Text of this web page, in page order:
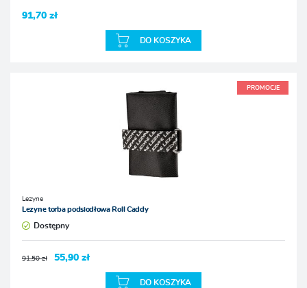
91,70 zł
DO KOSZYKA
PROMOCJE
Lezyne
Lezyne torba podsiodłowa Roll Caddy
Dostępny
91,50 zł 55,90 zł
DO KOSZYKA